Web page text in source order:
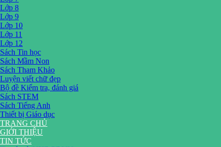
Lớp 8
Lớp 9
Lớp 10
Lớp 11
Lớp 12
Sách Tin học
Sách Mầm Non
Sách Tham Khảo
Luyện viết chữ đẹp
Bộ đề Kiểm tra, đánh giá
Sách STEM
Sách Tiếng Anh
Thiết bị Giáo dục
TRANG CHỦ
GIỚI THIỆU
TIN TỨC